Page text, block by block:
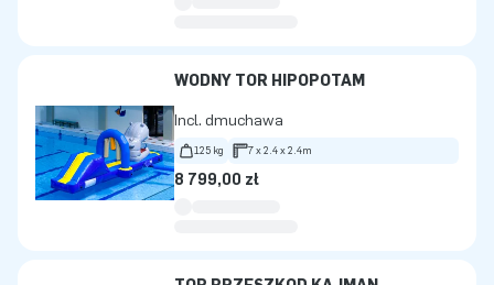
WODNY TOR HIPOPOTAM
Incl. dmuchawa
125 kg 7 x 2.4 x 2.4m
8 799,00 zł